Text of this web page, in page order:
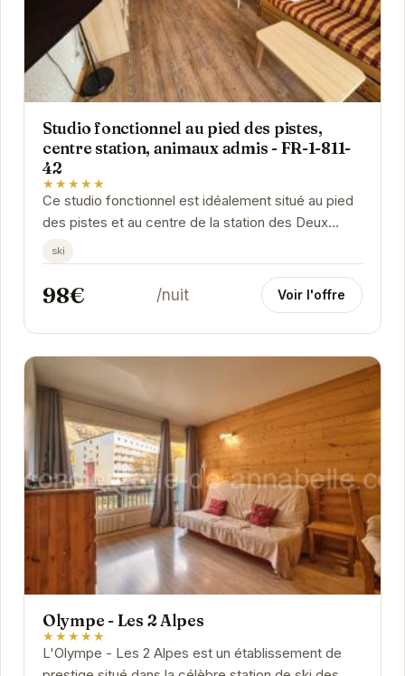
Studio fonctionnel au pied des pistes,
centre station, animaux admis - FR-1-811-
42
★★★★★
Ce studio fonctionnel est idéalement situé au pied
des pistes et au centre de la station des Deux
Alpes. Il permet un accès facile aux remontées...
ski
98€ /nuit Voir l'offre
Olympe - Les 2 Alpes
★★★★★
L'Olympe - Les 2 Alpes est un établissement de